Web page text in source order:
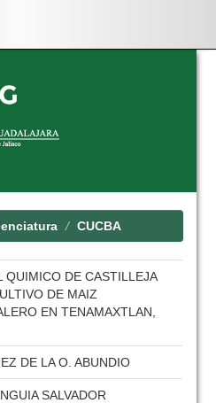
CUCBA
QUIMICO DE CASTILLEJA
DE MAIZ
EN TENAMAXTLAN,
DE LA O. ABUNDIO
SALVADOR